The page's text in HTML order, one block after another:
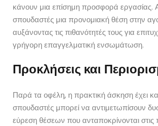
κάνουν μια επίσημη προσφορά εργασίας.
σπουδαστές μια προνομιακή θέση στην
αυξάνοντας τις πιθανότητές τους για
γρήγορη επαγγελματική ενσωμάτωση.
Προκλήσεις και
Παρά τα οφέλη, η πρακτική άσκηση έχει
σπουδαστές μπορεί να αντιμετωπίσουν
εύρεση θέσεων που ανταποκρίνονται στις